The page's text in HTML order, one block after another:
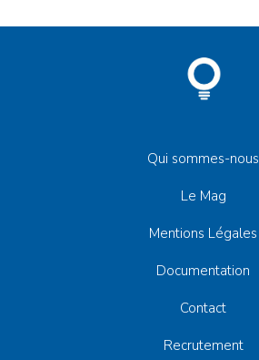
Qui sommes-nous
Le Mag
Mentions Légales
Documentation
Contact
Recrutement